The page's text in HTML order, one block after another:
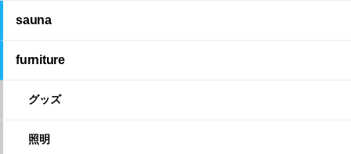
sauna
furniture
グッズ
照明